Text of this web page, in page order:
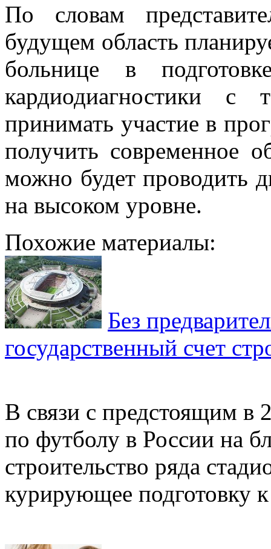
По словам
будущем область
больнице в
кардиодиагностики
принимать участие в
получить современное
можно будет проводить
на высоком уровне.
Похожие материалы:
Без
государственный счет
В связи с предстоящим в
по футболу в России на
строительство ряда
курирующее подготовку